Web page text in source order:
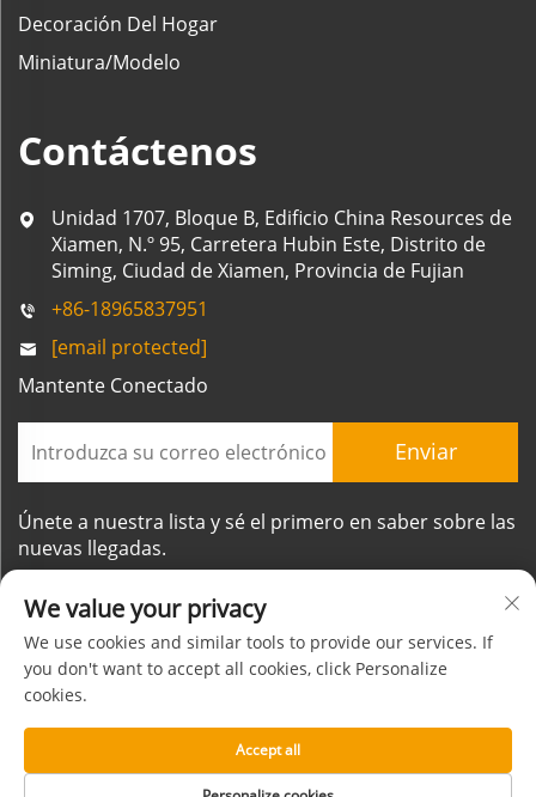
Decoración Del Hogar
Miniatura/Modelo
Contáctenos
Unidad 1707, Bloque B, Edificio China Resources de
Xiamen, N.º 95, Carretera Hubin Este, Distrito de
Siming, Ciudad de Xiamen, Provincia de Fujian
+86-18965837951
[email protected]
Mantente Conectado
Enviar
Únete a nuestra lista y sé el primero en saber sobre las
nuevas llegadas.
Derechos de autor © Xiamen Mornsun Industrial Co.,
Ltd. Todos los derechos reservados
Acerca de CONTACTO Política de privacidad BLOG
We value your privacy
We use cookies and similar tools to provide our services. If
you don't want to accept all cookies, click Personalize
cookies.
Accept all